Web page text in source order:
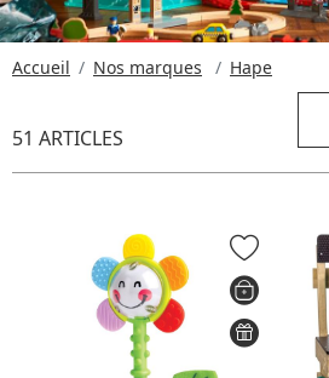
Accueil Nos marques Hape
51 ARTICLES